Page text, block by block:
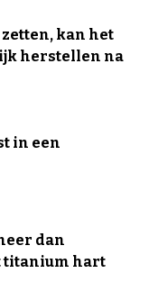
zetten, kan het
herstellen na
in een
dan
titanium hart